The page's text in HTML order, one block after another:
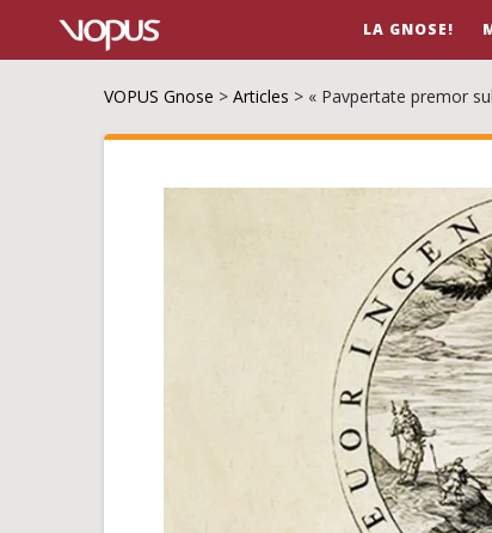
LA GNOSE!
VOPUS Gnose > Articles > « Pavpertate premor